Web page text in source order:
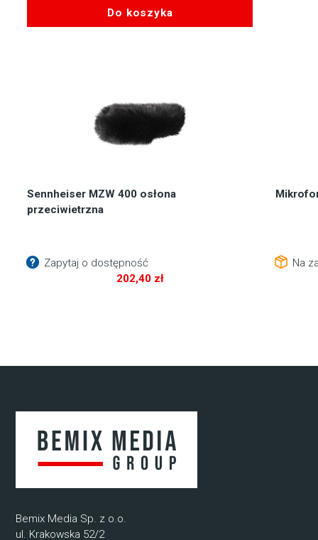
Do koszyka
Sennheiser MZW 400 osłona
przeciwietrzna
Zapytaj o dostępność
202,40 zł
Na
Bemix Media Sp. z o.o.
ul. Krakowska 52/2